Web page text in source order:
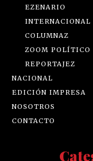
EZENARIO
INTERNACIONAL
COLUMNAZ
ZOOM POLÍTICO
REPORTAJEZ
NACIONAL
EDICIÓN IMPRESA
NOSOTROS
CONTACTO